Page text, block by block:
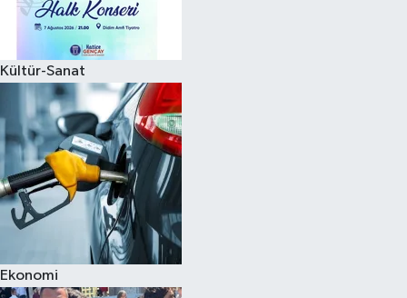
Kültür-Sanat
Ekonomi